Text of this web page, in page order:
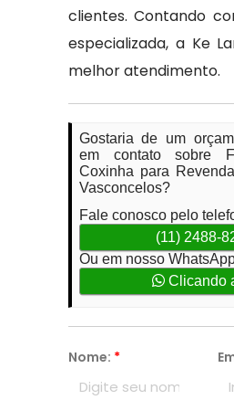
clientes. Contando
especializada, a Ke
melhor atendimento.
Gostaria de um
em contato sobre
Coxinha para
Vasconcelos?
Fale conosco pelo
(11) 2488-
Ou em nosso
Clicando
Nome: *